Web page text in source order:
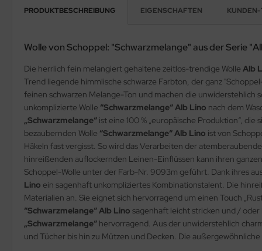
PRODUKTBESCHREIBUNG EIGENSCHAFTEN
Wolle von Schoppel: "Schwarzmelange" aus der Serie
Die herrlich fein melangiert gehaltene zeitlos-trendige Wolle Alb
Trend liegende himmlische schwarze Farbton, der ganz
feinen schwarzen Melange-Ton und machen die unwiderstehlich
unkomplizierte Wolle “Schwarzmelange“ Alb Lino nach dem
„Schwarzmelange“ ist eine 100 % „europäische Produktion“,
bezaubernden Wolle “Schwarzmelange“ Alb Lino ist von
Häkeln fast vergisst. So wird das Verarbeiten der
hinreißenden auflockernden Leinen-Einflüssen kann ihren
Schoppel-Wolle unter der Farb-Nr. 9093m geführt. Dank ihres
Lino ein sagenhaft unkompliziertes Kombinationstalent. Die
Materialien an. Sie eignet sich hervorragend um einen Touch
“Schwarzmelange“ Alb Lino sagenhaft leicht stricken und / oder
„Schwarzmelange“ hervorragend. Aus der unwiderstehlich
und Tücher bis hin zu Mützen und Decken. Die außergewöhnliche